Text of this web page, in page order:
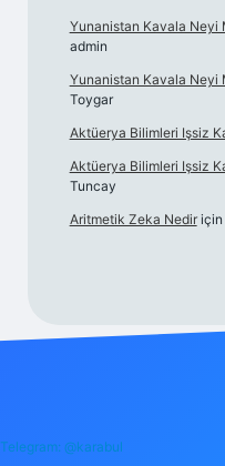
Yunanistan Kavala Neyi
admin
Yunanistan Kavala Neyi
Toygar
Aktüerya Bilimleri Işsiz
Aktüerya Bilimleri Işsiz
Tuncay
Aritmetik Zeka Nediriçin
Telegram: @karabul